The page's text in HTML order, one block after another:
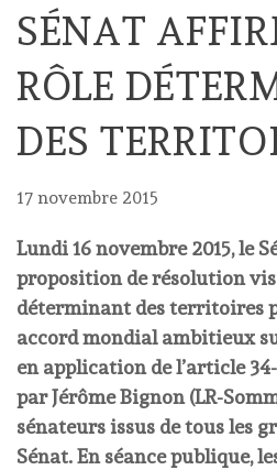
SÉNAT
RÔLE
DES
17 novembre 2015
Lundi 16 novembre 2015, le
proposition de résolution
déterminant des territoires
accord mondial ambitieux
en application de l’article
par Jérôme Bignon (LR-
sénateurs issus de tous les
Sénat. En séance publique,